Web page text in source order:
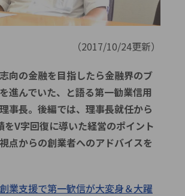
（2017/10/24更新）
向の金融を目指したら金融界のブ
進んでいた、と語る第一勧業信用
長。後編では、理事長就任から
をV字回復に導いた経営のポイント
点からの創業者へのアドバイスを
創業支援で第一歓信が大変身＆大躍